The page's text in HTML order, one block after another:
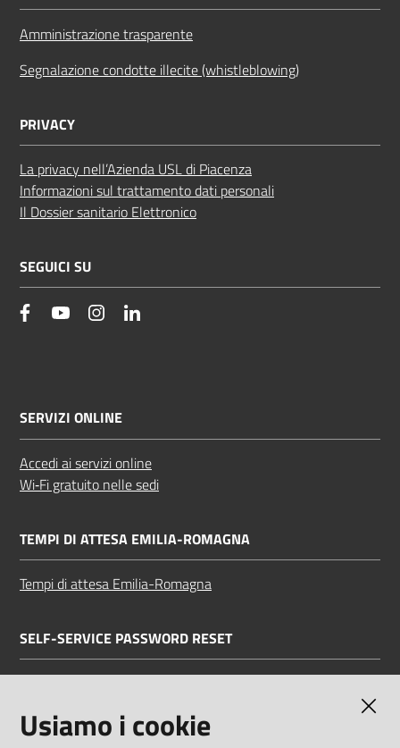
Amministrazione trasparente
Segnalazione condotte illecite (whistleblowing)
PRIVACY
La privacy nell’Azienda USL di Piacenza
Informazioni sul trattamento dati personali
Il Dossier sanitario Elettronico
SEGUICI SU
facebookYouTube Instagram
SERVIZI ONLINE
Accedi ai servizi online
Wi‑Fi gratuito nelle sedi
TEMPI DI ATTESA EMILIA-ROMAGNA
Tempi di attesa Emilia-Romagna
SELF-SERVICE PASSWORD RESET
Usiamo i cookie